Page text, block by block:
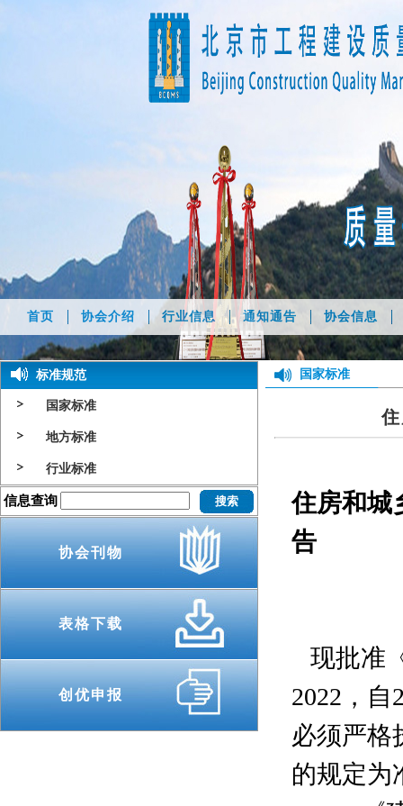
首页 协会介绍 行业信息 通知通告 协会信息
标准规范
国家标准
地方标准
行业标准
信息查询
协会刊物
表格下载
创优申报
国家标准
住房和城
告
现批准
2022，
必须严格
的规定为